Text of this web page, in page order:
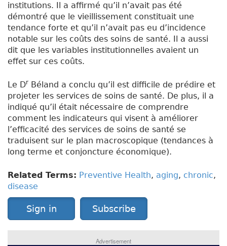
institutions. Il a affirmé qu’il n’avait pas été
démontré que le vieillissement constituait une
tendance forte et qu’il n’avait pas eu d’incidence
notable sur les coûts des soins de santé. Il a aussi
dit que les variables institutionnelles avaient un
effet sur ces coûts.
Le Dr Béland a conclu qu’il est difficile de prédire et
projeter les services de soins de santé. De plus, il a
indiqué qu’il était nécessaire de comprendre
comment les indicateurs qui visent à améliorer
l’efficacité des services de soins de santé se
traduisent sur le plan macroscopique (tendances à
long terme et conjoncture économique).
Related Terms: Preventive Health, aging, chronic,
disease
Sign in Subscribe
Advertisement